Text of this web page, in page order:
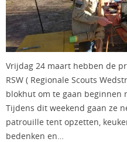
Vrijdag 24 maart hebben de
RSW ( Regionale Scouts
blokhut om te gaan beginnen
Tijdens dit weekend gaan ze
patrouille tent opzetten,
bedenken en…